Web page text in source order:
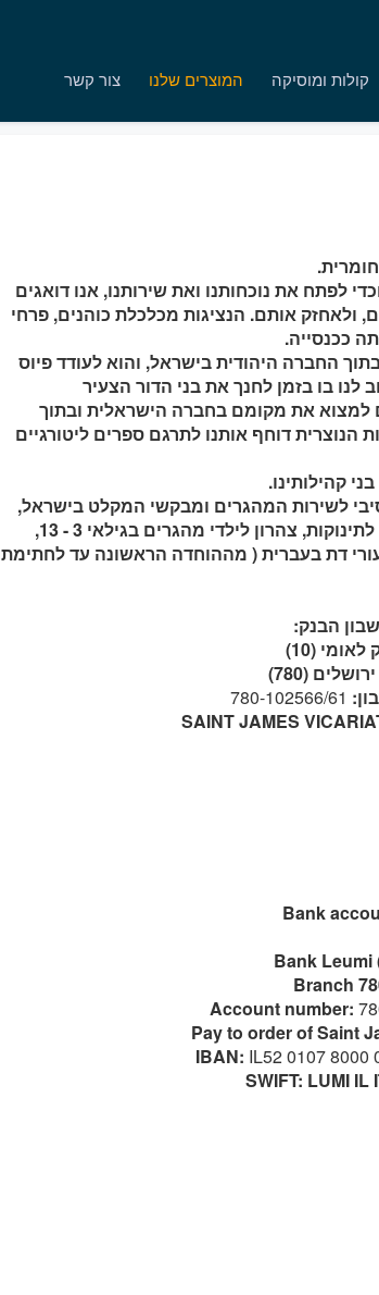
קולות ומוסיקה המוצרים שלנו צור קשר
לפתח את נוכחותנו ואת שירותנו, אנו דואגים
ולאחזק אותם. הנציגות מכלכלת כוהנים, פרחי
ככנסייה.
החברה היהודית בישראל, והוא לעודד פיוס
לנו בו בזמן לחנך את בני הדור הצעיר
למצוא את מקומם בחברה הישראלית ובתוך
הנוצרית דוחף אותנו לתרגם ספרים ליטורגיים
קהילותינו.
לשירות המהגרים ומבקשי המקלט בישראל,
במיוחד דרך: פעילויות חברתיות (מעון יום לתינוקות, צהרון לילדי מהגרים בגילאי 3 - 13,
דת בעברית ( מההוחדה הראשונה עד לחתימת
הבנק:
לאומי (10)
(780)
780-102566/61
Bank
Bank Leumi
Branch
Account number:
Pay to order of Saint
IBAN: IL52 0107 8000
SWIFT: LUMI IL